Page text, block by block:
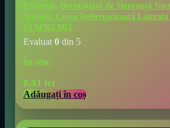
Protecție, Decorațiuni de Siguranță
Schimb, Curea Reflectorizantă
1S M365 Mi3
Evaluat 0 din 5
În stoc
8,91 lei
Adăugați în coș